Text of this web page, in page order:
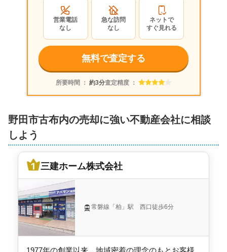
営業電話
なし
急な訪問
なし
ネットで
すぐ見れる
無料で査定する
所要時間 ： 約3分査定精度 ：
野田市古布内の売却に強い不動産会社に相談
しよう
三建ホーム株式会社
常磐線「柏」駅 西口徒歩6分
1977年の創業以来、地域密着の理念のもとお客様